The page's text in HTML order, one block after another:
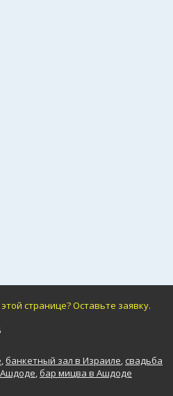
странице? Оставьте заявку.
, банкетный зал в Израиле, свадьба
, бар мицва в Ашдоде